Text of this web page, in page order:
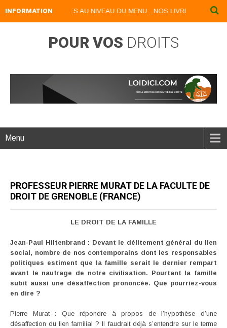
INFORMATIONAU NIVEAU DU MENU ...NOS LIVRES NUMERIQUES
POUR VOS DROITS
Menu
PROFESSEUR PIERRE MURAT DE LA FACULTE DE
DROIT DE GRENOBLE (FRANCE)
LE DROIT DE LA FAMILLE
Jean-Paul Hiltenbrand : Devant le délitement général du lien
social, nombre de nos contemporains dont les responsables
politiques estiment que la famille serait le dernier rempart
avant le naufrage de notre civilisation. Pourtant la famille
subit aussi une désaffection prononcée. Que pourriez-vous
en dire ?
Pierre Murat : Que répondre à propos de l’hypothèse d’une
désaffection du lien familial ? Il faudrait déjà s’entendre sur le terme